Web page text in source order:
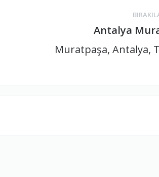
Antalya
Muratpaşa, Antalya,